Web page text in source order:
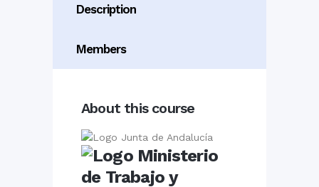
Description
Members
About this course